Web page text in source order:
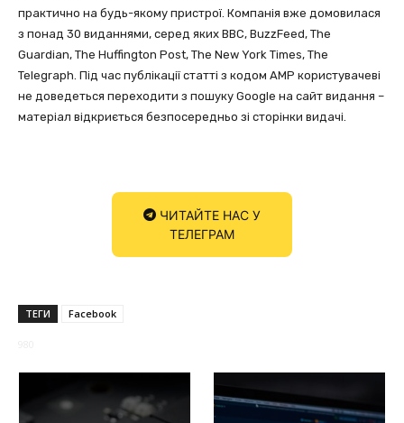
практично на будь-якому пристрої. Компанія вже домовилася
з понад 30 виданнями, серед яких BBC, BuzzFeed, The
Guardian, The Huffington Post, The New York Times, The
Telegraph. Під час публікації статті з кодом AMP користувачеві
не доведеться переходити з пошуку Google на сайт видання –
матеріал відкриється безпосередньо зі сторінки видачі.
ЧИТАЙТЕ НАС У
ТЕЛЕГРАМ
ТЕГИ Facebook